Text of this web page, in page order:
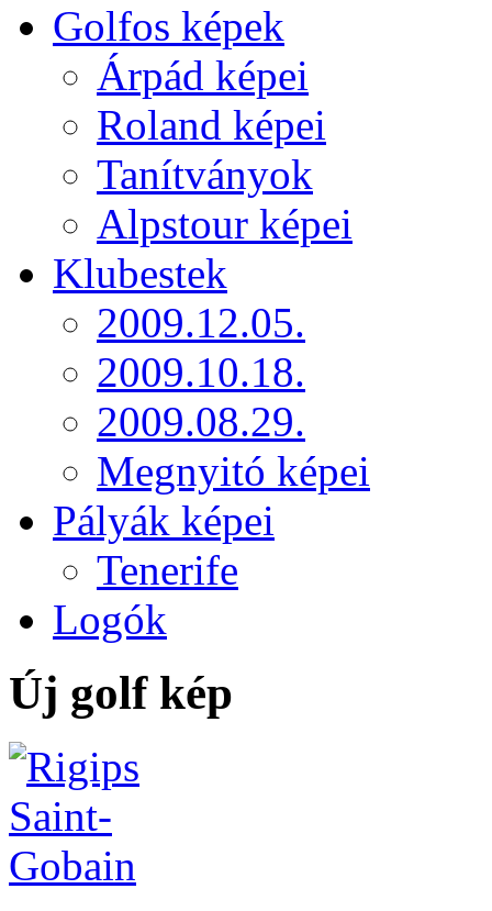
Golfos képek
Árpád képei
Roland képei
Tanítványok
Alpstour képei
Klubestek
2009.12.05.
2009.10.18.
2009.08.29.
Megnyitó képei
Pályák képei
Tenerife
Logók
Új golf kép